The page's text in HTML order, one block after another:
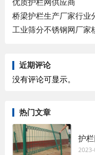
桥梁护栏生产厂家行业
工业筛分不锈钢网厂家
近期评论
没有评论可显示。
热门文章
护